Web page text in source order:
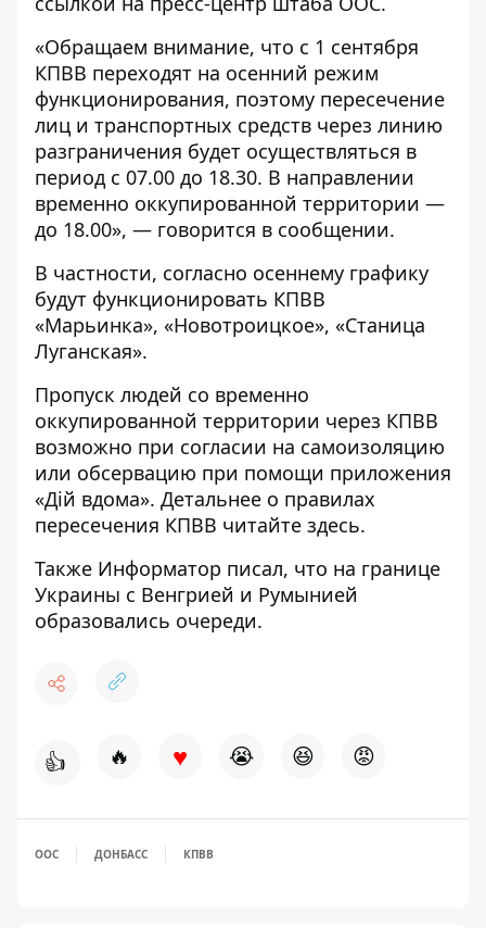
«Обращаем внимание, что с 1 сентября
КПВВ переходят на осенний режим
функционирования, поэтому пересечение
лиц и транспортных средств через линию
разграничения будет осуществляться в
период с 07.00 до 18.30. В направлении
временно оккупированной территории —
до 18.00», — говорится в сообщении.
В частности, согласно осеннему графику
будут функционировать КПВВ
«Марьинка», «Новотроицкое», «Станица
Луганская».
Пропуск людей со временно
оккупированной территории через КПВВ
возможно при согласии на самоизоляцию
или обсервацию при помощи приложения
«Дій вдома». Детальнее о правилах
пересечения КПВВ читайте здесь.
Также Информатор писал, что на границе
Украины с Венгрией и Румынией
образовались очереди.
👍 🔥 ♥ 😭 😆 😡
ООС ДОНБАСС КПВВ